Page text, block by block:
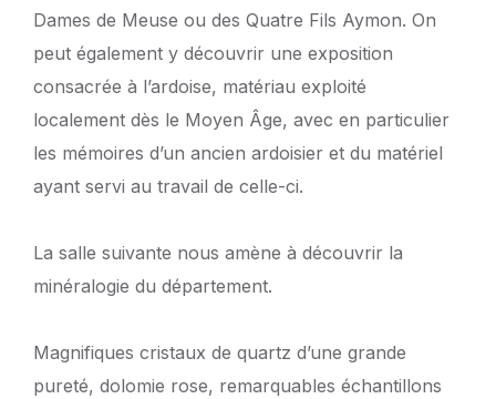
Dames de Meuse ou des Quatre Fils Aymon. On
peut également y découvrir une exposition
consacrée à l’ardoise, matériau exploité
localement dès le Moyen Âge, avec en particulier
les mémoires d’un ancien ardoisier et du matériel
ayant servi au travail de celle-ci.
La salle suivante nous amène à découvrir la
minéralogie du département.
Magnifiques cristaux de quartz d’une grande
pureté, dolomie rose, remarquables échantillons